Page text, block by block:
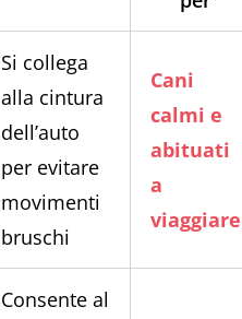
Si collega
alla cintura
dell’auto
per evitare
movimenti
bruschi
Cani
calmi e
abituati
a
viaggiare
Consente al